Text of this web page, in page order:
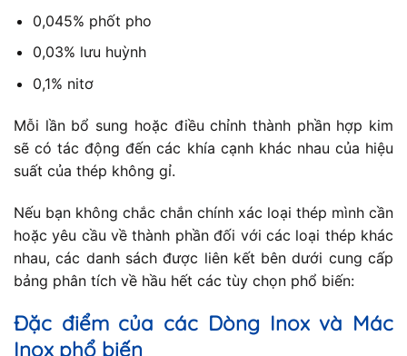
0,045% phốt pho
0,03% lưu huỳnh
0,1% nitơ
Mỗi lần bổ sung hoặc điều chỉnh thành phần hợp kim
sẽ có tác động đến các khía cạnh khác nhau của hiệu
suất của thép không gỉ.
Nếu bạn không chắc chắn chính xác loại thép mình cần
hoặc yêu cầu về thành phần đối với các loại thép khác
nhau, các danh sách được liên kết bên dưới cung cấp
bảng phân tích về hầu hết các tùy chọn phổ biến:
Đặc điểm của các Dòng Inox và Mác
Inox phổ biến